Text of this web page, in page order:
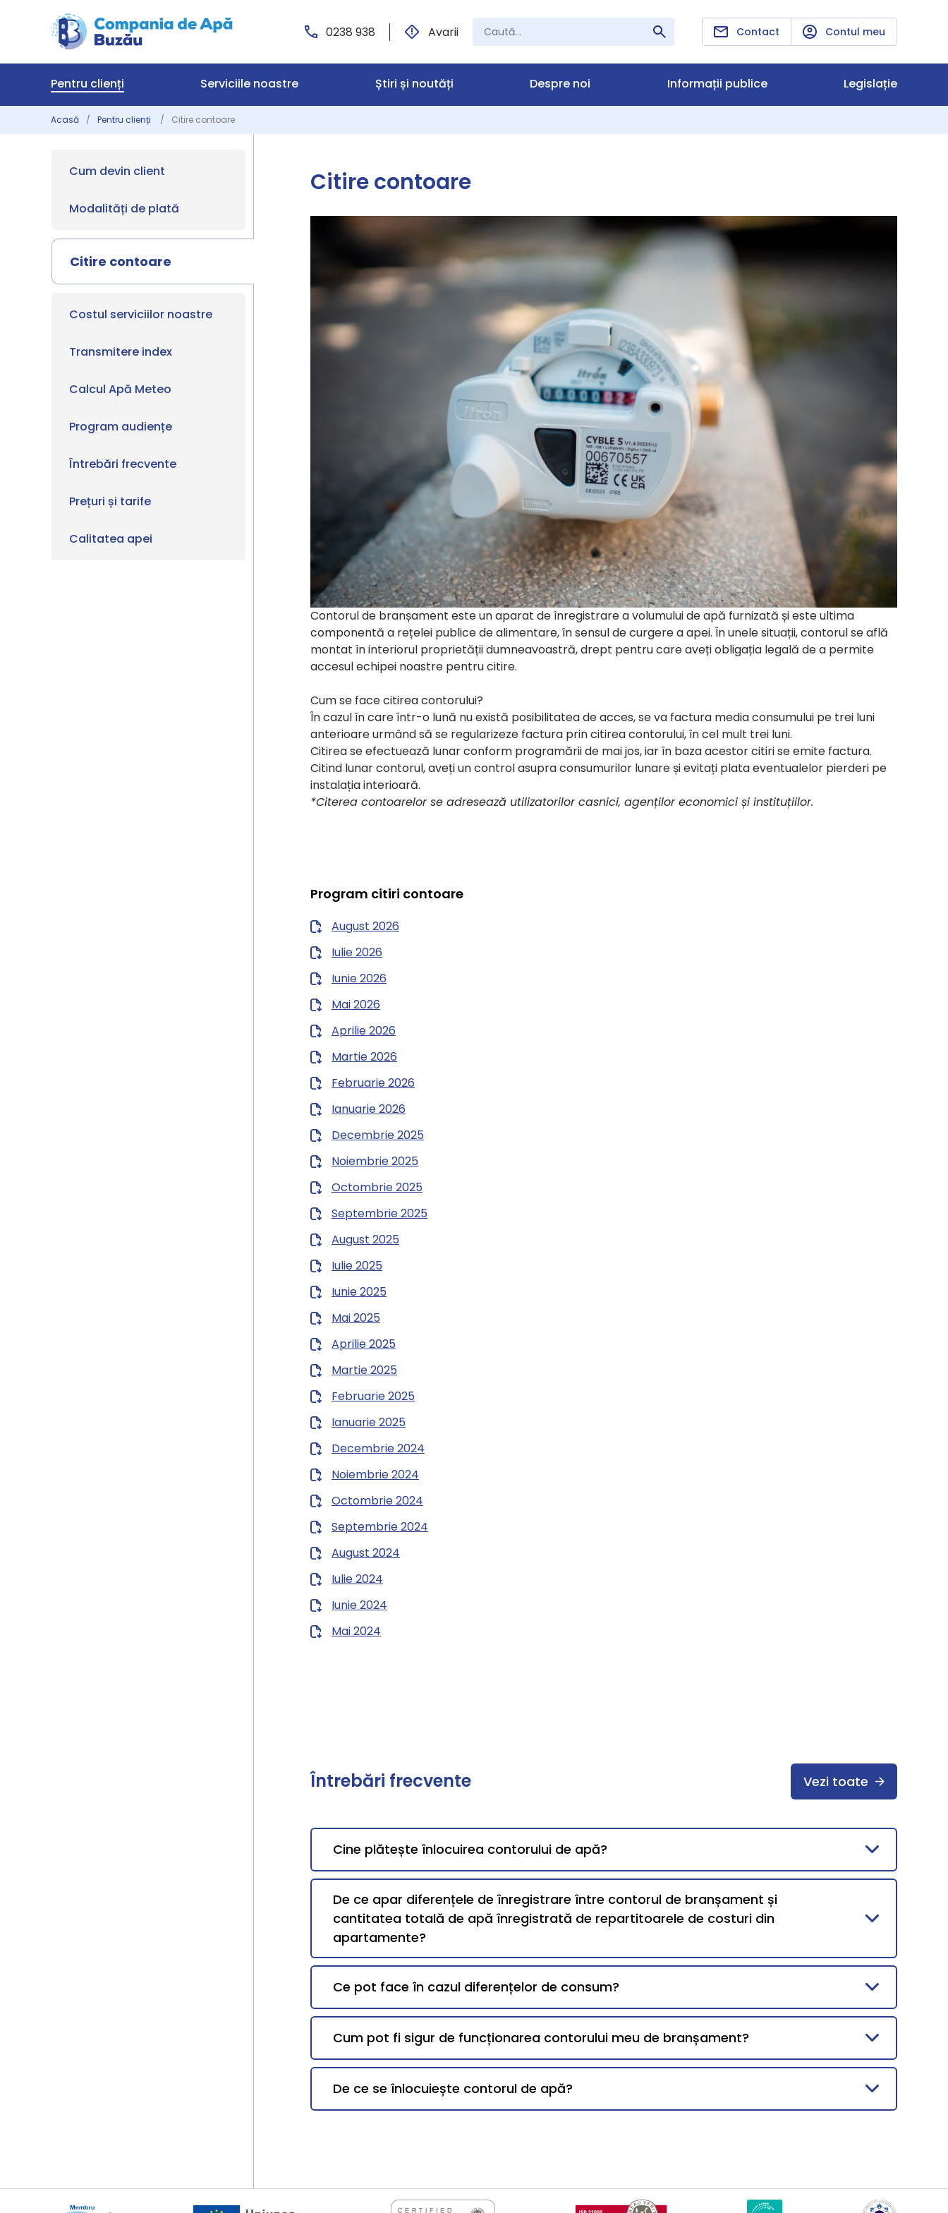
0238 938 Avarii Contact Contul meu
Pentru clienți Serviciile noastre Știri și noutăți Despre noi Informații publice Legislație
Acasă Pentru clienți Citire contoare
Citire contoare
Contorul de branșament este un aparat de înregistrare a volumului de apă furnizată și este ultima
componentă a rețelei publice de alimentare, în sensul de curgere a apei. În unele situații, contorul se află
montat în interiorul proprietății dumneavoastră, drept pentru care aveți obligația legală de a permite
accesul echipei noastre pentru citire.
Cum se face citirea contorului?
În cazul în care într-o lună nu există posibilitatea de acces, se va factura media consumului pe trei luni
anterioare urmând să se regularizeze factura prin citirea contorului, în cel mult trei luni.
Citirea se efectuează lunar conform programării de mai jos, iar în baza acestor citiri se emite factura.
Citind lunar contorul, aveți un control asupra consumurilor lunare și evitați plata eventualelor pierderi pe
instalația interioară.
*Citerea contoarelor se adresează utilizatorilor casnici, agenților economici și instituțiilor.
Program citiri contoare
August 2026
Iulie 2026
Iunie 2026
Mai 2026
Aprilie 2026
Martie 2026
Februarie 2026
Ianuarie 2026
Decembrie 2025
Noiembrie 2025
Octombrie 2025
Septembrie 2025
August 2025
Iulie 2025
Iunie 2025
Mai 2025
Aprilie 2025
Martie 2025
Februarie 2025
Ianuarie 2025
Decembrie 2024
Noiembrie 2024
Octombrie 2024
Septembrie 2024
August 2024
Iulie 2024
Iunie 2024
Mai 2024
Întrebări frecvente Vezi toate
Cine plătește înlocuirea contorului de apă?
De ce apar diferențele de înregistrare între contorul de branșament și
cantitatea totală de apă înregistrată de repartitoarele de costuri din
apartamente?
Ce pot face în cazul diferențelor de consum?
Cum pot fi sigur de funcționarea contorului meu de branșament?
De ce se înlocuiește contorul de apă?
Cum devin client
Modalități de plată
Citire contoare
Costul serviciilor noastre
Transmitere index
Calcul Apă Meteo
Program audiențe
Întrebări frecvente
Prețuri și tarife
Calitatea apei